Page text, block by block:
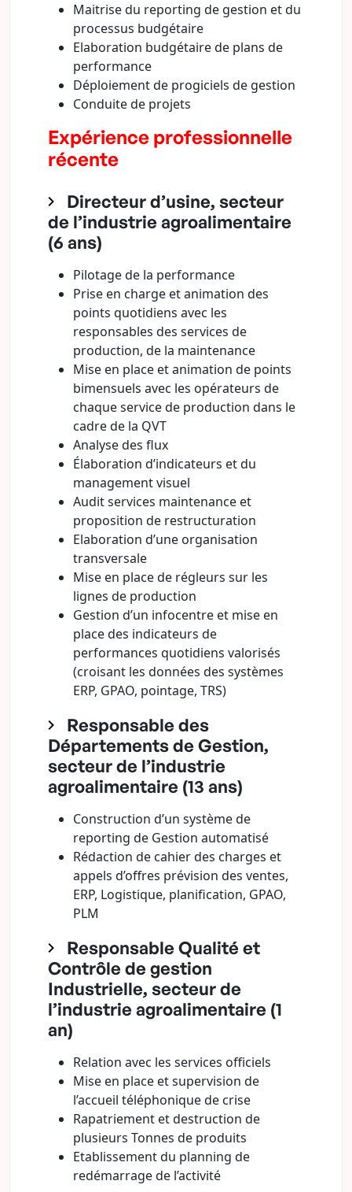
Maitrise du reporting de gestion et du
processus budgétaire
Elaboration budgétaire de plans de
performance
Déploiement de progiciels de gestion
Conduite de projets
Expérience professionnelle
récente
Directeur d’usine, secteur
de l’industrie agroalimentaire
(6 ans)
Pilotage de la performance
Prise en charge et animation des
points quotidiens avec les
responsables des services de
production, de la maintenance
Mise en place et animation de points
bimensuels avec les opérateurs de
chaque service de production dans le
cadre de la QVT
Analyse des flux
Élaboration d’indicateurs et du
management visuel
Audit services maintenance et
proposition de restructuration
Elaboration d’une organisation
transversale
Mise en place de régleurs sur les
lignes de production
Gestion d’un infocentre et mise en
place des indicateurs de
performances quotidiens valorisés
(croisant les données des systèmes
ERP, GPAO, pointage, TRS)
Responsable des
Départements de Gestion,
secteur de l’industrie
agroalimentaire (13 ans)
Construction d’un système de
reporting de Gestion automatisé
Rédaction de cahier des charges et
appels d’offres prévision des ventes,
ERP, Logistique, planification, GPAO,
PLM
Responsable Qualité et
Contrôle de gestion
Industrielle, secteur de
l’industrie agroalimentaire (1
an)
Relation avec les services officiels
Mise en place et supervision de
l’accueil téléphonique de crise
Rapatriement et destruction de
plusieurs Tonnes de produits
Etablissement du planning de
redémarrage de l’activité